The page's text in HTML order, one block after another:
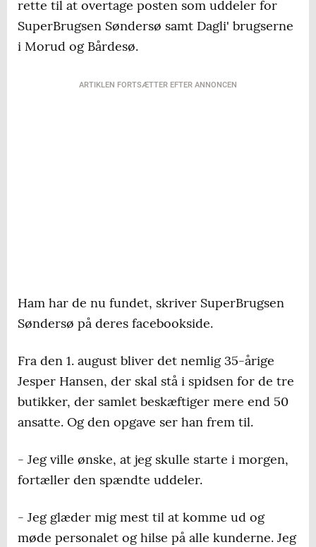
rette til at overtage posten som uddeler for
SuperBrugsen Søndersø samt Dagli' brugserne
i Morud og Bårdesø.
ARTIKLEN FORTSÆTTER EFTER ANNONCEN
Ham har de nu fundet, skriver SuperBrugsen
Søndersø på deres facebookside.
Fra den 1. august bliver det nemlig 35-årige
Jesper Hansen, der skal stå i spidsen for de tre
butikker, der samlet beskæftiger mere end 50
ansatte. Og den opgave ser han frem til.
- Jeg ville ønske, at jeg skulle starte i morgen,
fortæller den spændte uddeler.
- Jeg glæder mig mest til at komme ud og
møde personalet og hilse på alle kunderne. Jeg